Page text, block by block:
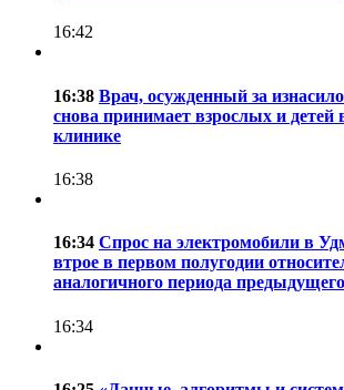
16:42
16:38 Врач, осужденный за
снова принимает взрослых и детей
клинике
16:38
16:34 Спрос на электромобили в
втрое в первом полугодии
аналогичного периода
16:34